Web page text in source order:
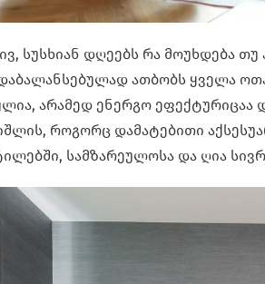
სუსხიან დღეებს რა მოუხდება
ათბობს ყველა
არამედ ენერგო ეფექტურიცაა
როგორც დამატებითი
სამზარეულოსა და ღია